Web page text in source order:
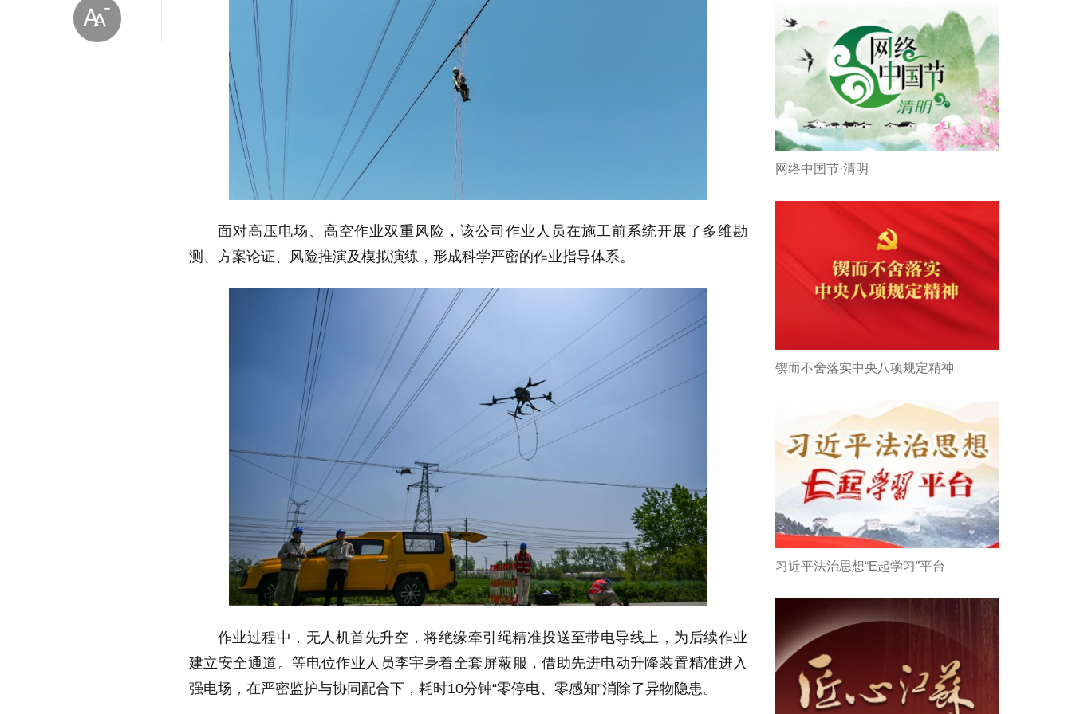
面对高压电场、高空作业双重风险，该公司作业人员在施工前系统开展了多维勘
测、方案论证、风险推演及模拟演练，形成科学严密的作业指导体系。
作业过程中，无人机首先升空，将绝缘牵引绳精准投送至带电导线上，为后续作业
建立安全通道。等电位作业人员李宇身着全套屏蔽服，借助先进电动升降装置精准进入
强电场，在严密监护与协同配合下，耗时10分钟“零停电、零感知”消除了异物隐患。
网络中国节·清明
锲而不舍落实中央八项规定精神
习近平法治思想“E起学习”平台